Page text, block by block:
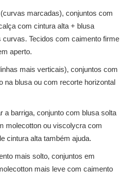
marcadas), conjuntos com
com cintura alta + blusa
Tecidos com caimento firme
aperto.
mais verticais), conjuntos com
na blusa ou com recorte horizontal
a barriga, conjunto com blusa solta
molecotton ou viscolycra com
cintura alta também ajuda.
mais solto, conjuntos em
mais leve com caimento